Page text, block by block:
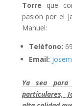
Torre que
pasión por el
Manuel:
Teléfono:
Email:
Ya sea para
particulares,